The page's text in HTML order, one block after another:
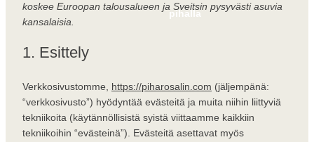
pihalla
koskee Euroopan talousalueen ja Sveitsin pysyvästi asuvia
kansalaisia.
1. Esittely
Verkkosivustomme, https://piharosalin.com (jäljempänä:
“verkkosivusto”) hyödyntää evästeitä ja muita niihin liittyviä
tekniikoita (käytännöllisistä syistä viittaamme kaikkiin
tekniikoihin “evästeinä”). Evästeitä asettavat myös